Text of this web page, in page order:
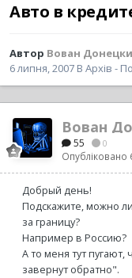
Авто в
Автор Вован
6 липня, 2007 В Архів -
Вован
55 0
Опубліковано
Добрый день!
Подскажите, можно
за границу?
Например в Россию?
А то меня тут
завернут обратно".